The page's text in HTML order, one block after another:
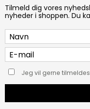
Tilmeld dig vores
nyheder i shoppen. Du
Jeg vil gerne